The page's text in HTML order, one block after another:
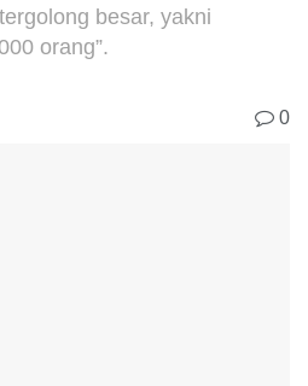
besar, yakni
orang”.
0